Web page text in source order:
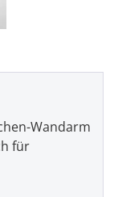
Wandarm
für